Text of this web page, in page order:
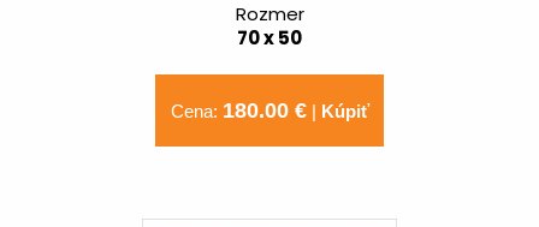
Rozmer
70 x 50
Cena: 180.00 €| Kúpiť